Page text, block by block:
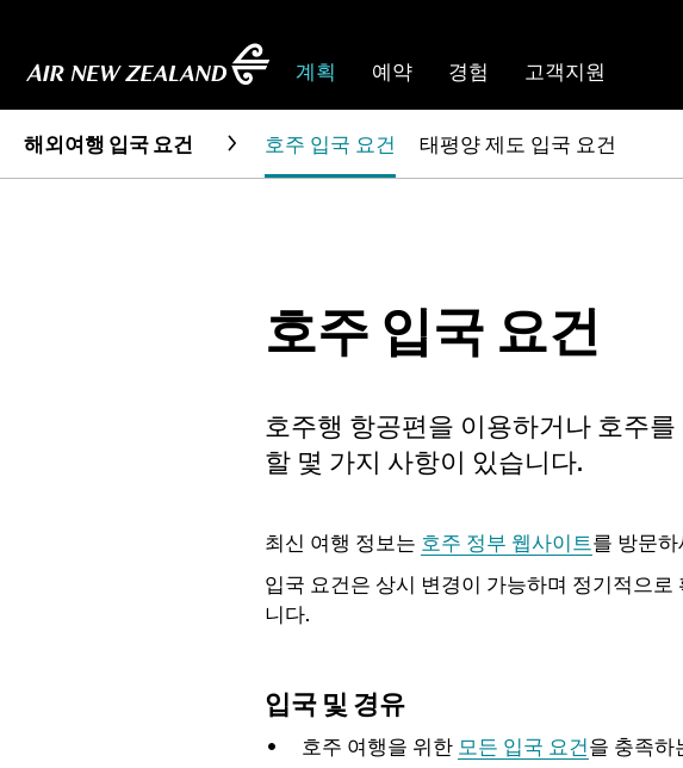
계획 예약 경험 고객지원
해외여행 입국 요건 호주 입국 요건 태평양 제도 입국 요건
호주 입국 요건
호주행 항공편을 이용하거나 호주
할 몇 가지 사항이 있습니다.
최신 여행 정보는 호주 정부 웹사이트를 방문하
입국 요건은 상시 변경이 가능하며 정기적으로
니다.
입국 및 경유
호주 여행을 위한 모든 입국 요건을 충족하